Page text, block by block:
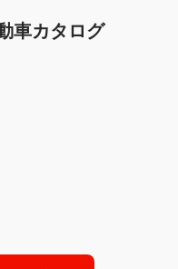
車カタログ